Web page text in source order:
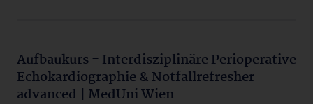
Aufbaukurs - Interdisziplinäre Perioperative
Echokardiographie & Notfallrefresher
advanced | MedUni Wien